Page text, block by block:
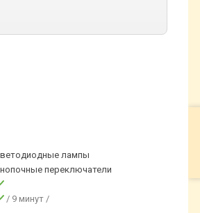
лампы
переключатели
/ 9 минут /